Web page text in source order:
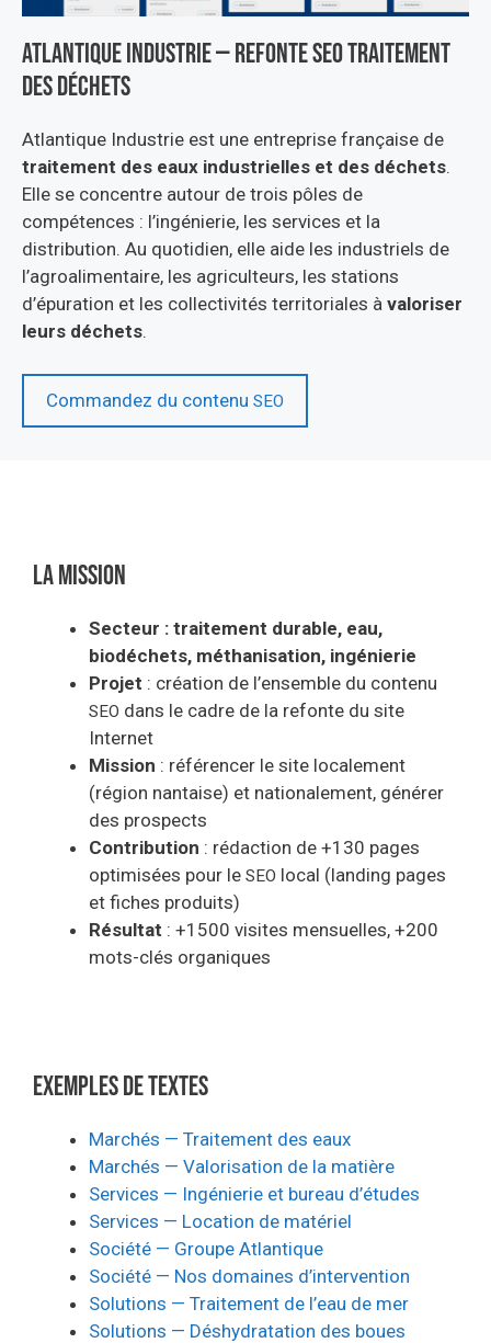
Atlantique Industrie — Refonte seo Traitement
des déchets
Atlantique Industrie est une entreprise française de
traitement des eaux industrielles et des déchets.
Elle se concentre autour de trois pôles de
compétences : l’ingénierie, les services et la
distribution. Au quotidien, elle aide les industriels de
l’agroalimentaire, les agriculteurs, les stations
d’épuration et les collectivités territoriales à valoriser
leurs déchets.
Commandez du contenu SEO
La mission
Secteur : traitement durable, eau,
biodéchets, méthanisation, ingénierie
Projet : création de l’ensemble du contenu
SEO dans le cadre de la refonte du site
Internet
Mission : référencer le site localement
(région nantaise) et nationalement, générer
des prospects
Contribution : rédaction de +130 pages
optimisées pour le SEO local (landing pages
et fiches produits)
Résultat : +1500 visites mensuelles, +200
mots-clés organiques
Exemples de textes
Marchés — Traitement des eaux
Marchés — Valorisation de la matière
Services — Ingénierie et bureau d’études
Services — Location de matériel
Société — Groupe Atlantique
Société — Nos domaines d’intervention
Solutions — Traitement de l’eau de mer
Solutions — Déshydratation des boues